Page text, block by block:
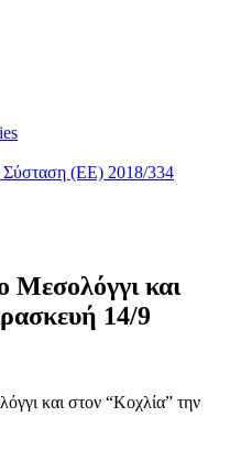
(ΕΕ) 2018/334
Μεσολόγγι και
14/9
και στον “Κοχλία” την